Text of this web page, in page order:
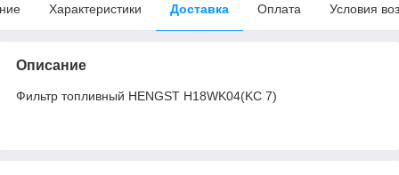
Характеристики Доставка Оплата Условия
Описание
Фильтр топливный HENGST H18WK04(KC 7)